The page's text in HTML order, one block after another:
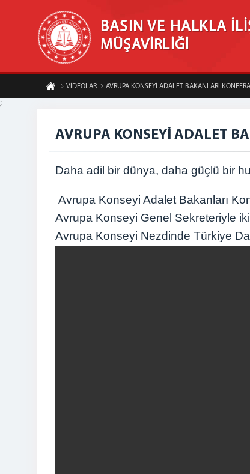
BASIN VE HALKLA
MÜŞAVİRLİĞİ
VİDEOLAR AVRUPA KONSEYİ ADALET BAKANLARI
;
AVRUPA KONSEYİ ADALET
Daha adil bir dünya, daha güçlü bir
Avrupa Konseyi Adalet Bakanları
Avrupa Konseyi Genel Sekreteriyle
Avrupa Konseyi Nezdinde Türkiye